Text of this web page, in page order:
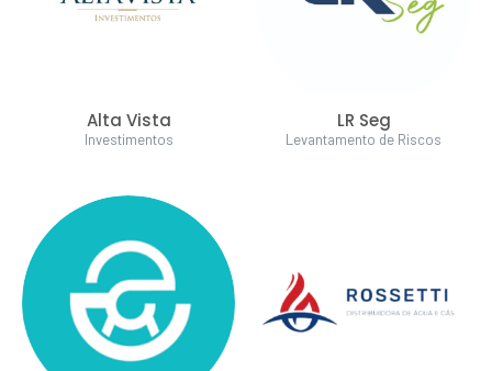
Alta Vista
Investimentos
LR Seg
Levantamento de Riscos